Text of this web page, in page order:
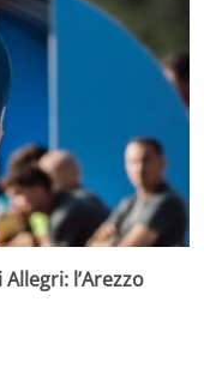
l’Arezzo